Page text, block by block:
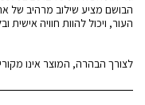
הבושם מציע שילוב מרהיב של
לצורך הבהרה, המוצר אינו